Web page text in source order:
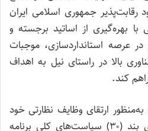
رقابت‌پذیر جمهوری اسلامی ایران
با بهره‌گیری از اساتید برجسته و
عرصه استانداردسازی، موجبات
بالا در راستای نیل به اهداف
کند.
به‌منظور ارتقای وظایف نظارتی خود
بر واحدهای تولیدی و اجرای بند (۳۰) سیاست‌های کلی برنامه